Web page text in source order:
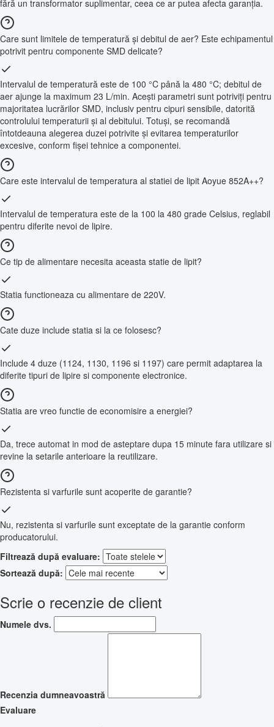
fără un transformator suplimentar, ceea ce ar putea afecta garanția.
Care sunt limitele de temperatură și debitul de aer? Este echipamentul
potrivit pentru componente SMD delicate?
Intervalul de temperatură este de 100 °C până la 480 °C; debitul de
aer ajunge la maximum 23 L/min. Acești parametri sunt potriviți pentru
majoritatea lucrărilor SMD, inclusiv pentru cipuri sensibile, datorită
controlului temperaturii și al debitului. Totuși, se recomandă
întotdeauna alegerea duzei potrivite și evitarea temperaturilor
excesive, conform fișei tehnice a componentei.
Care este intervalul de temperatura al statiei de lipit Aoyue 852A++?
Intervalul de temperatura este de la 100 la 480 grade Celsius, reglabil
pentru diferite nevoi de lipire.
Ce tip de alimentare necesita aceasta statie de lipit?
Statia functioneaza cu alimentare de 220V.
Cate duze include statia si la ce folosesc?
Include 4 duze (1124, 1130, 1196 si 1197) care permit adaptarea la
diferite tipuri de lipire si componente electronice.
Statia are vreo functie de economisire a energiei?
Da, trece automat in mod de asteptare dupa 15 minute fara utilizare si
revine la setarile anterioare la reutilizare.
Rezistenta si varfurile sunt acoperite de garantie?
Nu, rezistenta si varfurile sunt exceptate de la garantie conform
producatorului.
Filtrează după evaluare:
Sortează după:
Scrie o recenzie de client
Numele dvs.
Recenzia dumneavoastră
Evaluare